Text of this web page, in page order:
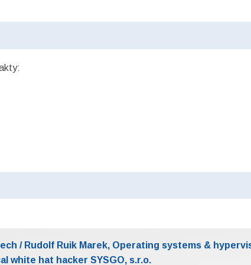
/ Rudolf Ruik Marek, Operating systems &
white hat hacker SYSGO, s.r.o.